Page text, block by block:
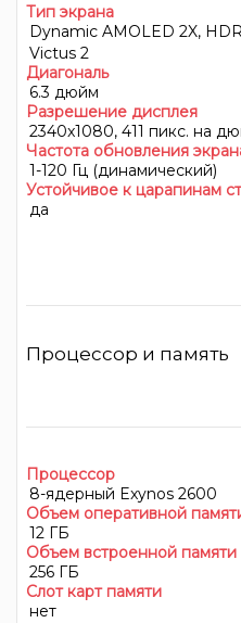
Тип экрана
Dynamic AMOLED 2X,
Victus 2
Диагональ
6.3 дюйм
Разрешение дисплея
2340x1080, 411 пикс. на
Частота обновления
1-120 Гц (динамический)
Устойчивое к царапинам
да
Процессор и память
Процессор
8-ядерный Exynos 2600
Объем оперативной
12 ГБ
Объем встроенной памяти
256 ГБ
Слот карт памяти
нет